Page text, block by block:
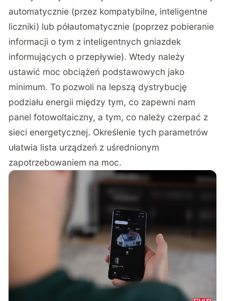
automatycznie (przez kompatybilne, inteligentne
liczniki) lub półautomatycznie (poprzez pobieranie
informacji o tym z inteligentnych gniazdek
informujących o przepływie). Wtedy należy
ustawić moc obciążeń podstawowych jako
minimum. To pozwoli na lepszą dystrybucję
podziału energii między tym, co zapewni nam
panel fotowoltaiczny, a tym, co należy czerpać z
sieci energetycznej. Określenie tych parametrów
ułatwia lista urządzeń z uśrednionym
zapotrzebowaniem na moc.